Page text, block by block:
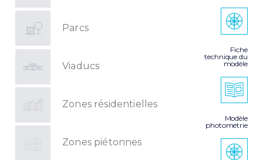
Parcs
Viaducs
Zones résidentielles
Zones piétonnes
Fiche
technique du
modèle
Modèle
photométrie